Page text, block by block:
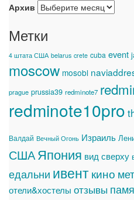
Архив
Метки
4 штата США belarus crete cuba event
moscow mosobl
prague prussia39 redminote7
redminote10pro
Валдай Вечный Огонь Израиль
СШАЯпония вид сверху
едальни ивенткино
отели&хостелы отзывы